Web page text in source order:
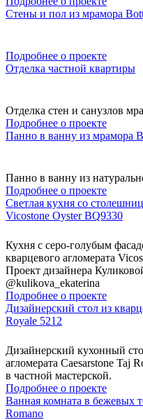
Стены и пол из мрамора
Подробнее о проекте
Отделка частной квартиры
Отделка стен и санузлов
Подробнее о проекте
Панно в ванну из мрамора
Панно в ванну из
Подробнее о проекте
Светлая кухня со
Vicostone Oyster BQ9330
Кухня с серо-голубым
кварцевого агломерата
Проект дизайнера
@kulikova_ekaterina
Подробнее о проекте
Дизайнерский стол из
Royale 5212
Дизайнерский кухонный
агломерата Caesarstone Taj
в частной мастерской.
Подробнее о проекте
Ванная комната в бежевых
Romano